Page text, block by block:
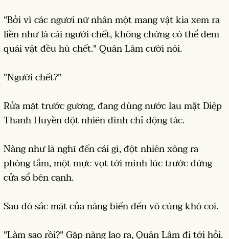
"Bởi vì các ngươi nữ nhân một mang vật kia xem ra
liền như là cái người chết, không chừng có thể đem
quái vật đều hù chết." Quân Lâm cười nói.
"Người chết?"
Rửa mặt trước gương, đang dùng nước lau mặt Diệp
Thanh Huyền đột nhiên đình chỉ động tác.
Nàng như là nghĩ đến cái gì, đột nhiên xông ra
phòng tắm, một mực vọt tới mình lúc trước đứng
cửa sổ bên cạnh.
Sau đó sắc mặt của nàng biến đến vô cùng khó coi.
"Làm sao rồi?" Gặp nàng lao ra, Quân Lâm đi tới hỏi.